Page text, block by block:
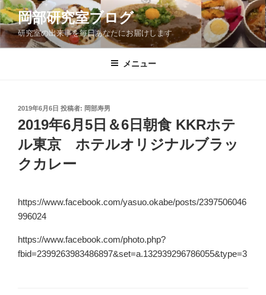
コ
ン
テ
ン
岡部研究室ブログ
研究室の出来事を毎日あなたにお届けします
メニュー
投
稿
日:
2019年6月6日 投稿者: 岡部寿男
2019年6月5日＆6日朝食 KKRホテ
ル東京 ホテルオリジナルブラッ
クカレー
https://www.facebook.com/yasuo.okabe/posts/2397506046
996024
https://www.facebook.com/photo.php?
fbid=2399263983486897&set=a.132939296786055&type=3